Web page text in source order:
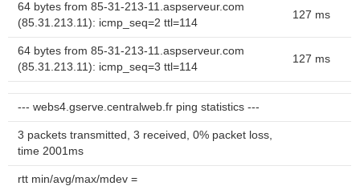
64 bytes from 85-31-213-11.aspserveur.com
(85.31.213.11): icmp_seq=2 ttl=114
127 ms
64 bytes from 85-31-213-11.aspserveur.com
(85.31.213.11): icmp_seq=3 ttl=114
127 ms
--- webs4.gserve.centralweb.fr ping statistics ---
3 packets transmitted, 3 received, 0% packet loss,
time 2001ms
rtt min/avg/max/mdev =